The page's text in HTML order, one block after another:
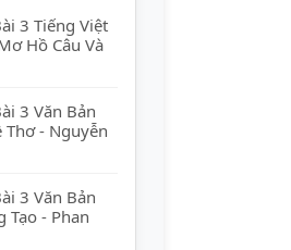
3 Tiếng Việt
Hồ Câu Và
3 Văn Bản
Thơ - Nguyễn
3 Văn Bản
Tạo - Phan